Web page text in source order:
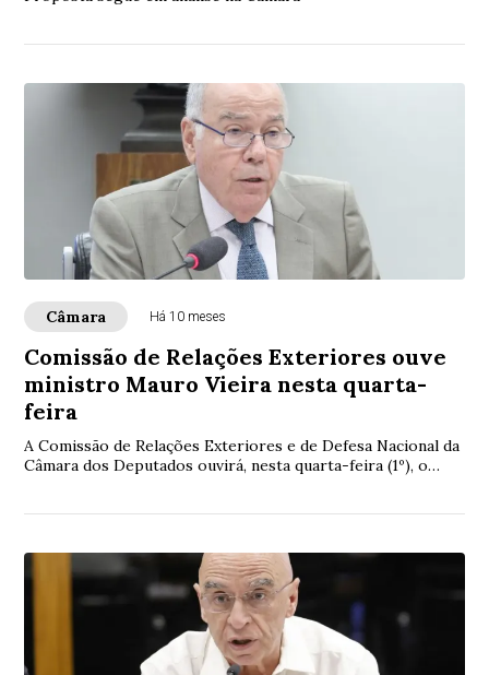
Câmara Há 10 meses
Comissão de Relações Exteriores ouve
ministro Mauro Vieira nesta quarta-
feira
A Comissão de Relações Exteriores e de Defesa Nacional da
Câmara dos Deputados ouvirá, nesta quarta-feira (1º), o